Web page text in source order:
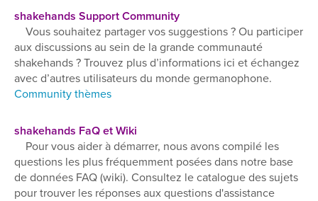
shakehands Support Community
Vous souhaitez partager vos suggestions ? Ou participer
aux discussions au sein de la grande communauté
shakehands ? Trouvez plus d’informations ici et échangez
avec d’autres utilisateurs du monde germanophone.
Community thèmes
shakehands FaQ et Wiki
Pour vous aider à démarrer, nous avons compilé les
questions les plus fréquemment posées dans notre base
de données FAQ (wiki). Consultez le catalogue des sujets
pour trouver les réponses aux questions d'assistance